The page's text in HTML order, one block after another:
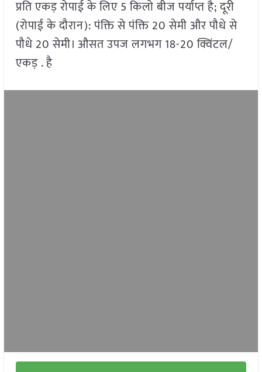
प्रति एकड़ रोपाई के लिए 5 किलो बीज पर्याप्त है; दूरी
(रोपाई के दौरान): पंक्ति से पंक्ति 20 सेमी और पौधे से
पौधे 20 सेमी। औसत उपज लगभग 18-20 क्विंटल/
एकड़ . है